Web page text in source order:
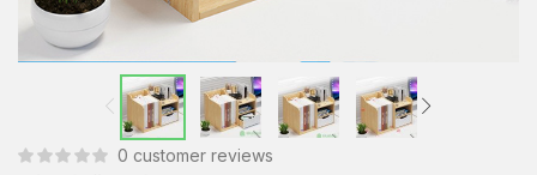
0 customer reviews